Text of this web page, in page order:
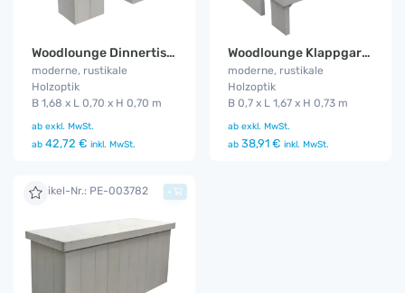
Woodlounge Dinnertisch groß
moderne, rustikale
Holzoptik
B 1,68 x L 0,70 x H 0,70 m
ab exkl. MwSt.
ab 42,72 € inkl. MwSt.
Woodlounge Klappgarnitur
moderne, rustikale
Holzoptik
B 0,7 x L 1,67 x H 0,73 m
ab exkl. MwSt.
ab 38,91 € inkl. MwSt.
Artikel-Nr.: PE-003782 +